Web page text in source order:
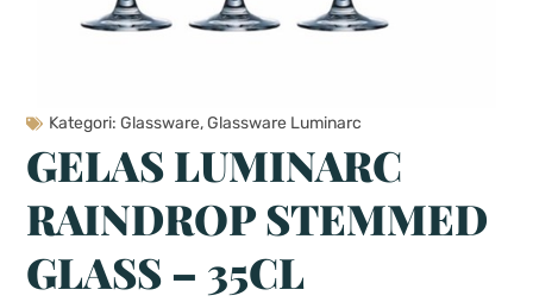
Kategori: Glassware,Glassware Luminarc
GELAS LUMINARC
RAINDROP STEMMED
GLASS – 35CL